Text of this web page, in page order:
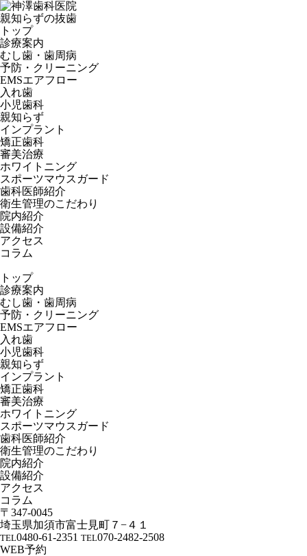
親知らずの抜歯
トップ
診療案内
むし歯・歯周病
予防・クリーニング
EMSエアフロー
入れ歯
小児歯科
親知らず
インプラント
矯正歯科
審美治療
ホワイトニング
スポーツマウスガード
歯科医師紹介
衛生管理のこだわり
院内紹介
設備紹介
アクセス
コラム
トップ
診療案内
むし歯・歯周病
予防・クリーニング
EMSエアフロー
入れ歯
小児歯科
親知らず
インプラント
矯正歯科
審美治療
ホワイトニング
スポーツマウスガード
歯科医師紹介
衛生管理のこだわり
院内紹介
設備紹介
アクセス
コラム
〒347-0045
埼玉県加須市富士見町７−４１
TEL0480-61-2351 TEL070-2482-2508
WEB予約